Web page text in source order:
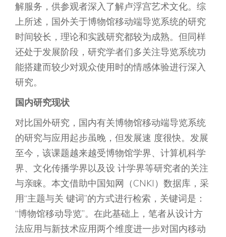
解服务，供参观者深入了解卢浮宫艺术文化。综
上所述，国外关于博物馆移动端导览系统的研究
时间较长，理论和实践研究都较为成熟。但同样
还处于发展阶段，研究学者们多关注导览系统功
能搭建而较少对观众使用时的情感体验进行深入
研究。
国内研究现状
对比国外研究，国内有关博物馆移动端导览系统
的研究与应用起步虽晚，但发展速 度很快。发展
至今，该课题越来越受博物馆学界、计算机科学
界、文化传播学界以及设 计学界等研究者的关注
与亲睐。本文借助中国知网（CNKI）数据库，采
用“主题与关 键词”的方式进行检索，关键词是：
“博物馆移动导览”。在此基础上，笔者从设计方
法应用与新技术应用两个维度进一步对国内移动